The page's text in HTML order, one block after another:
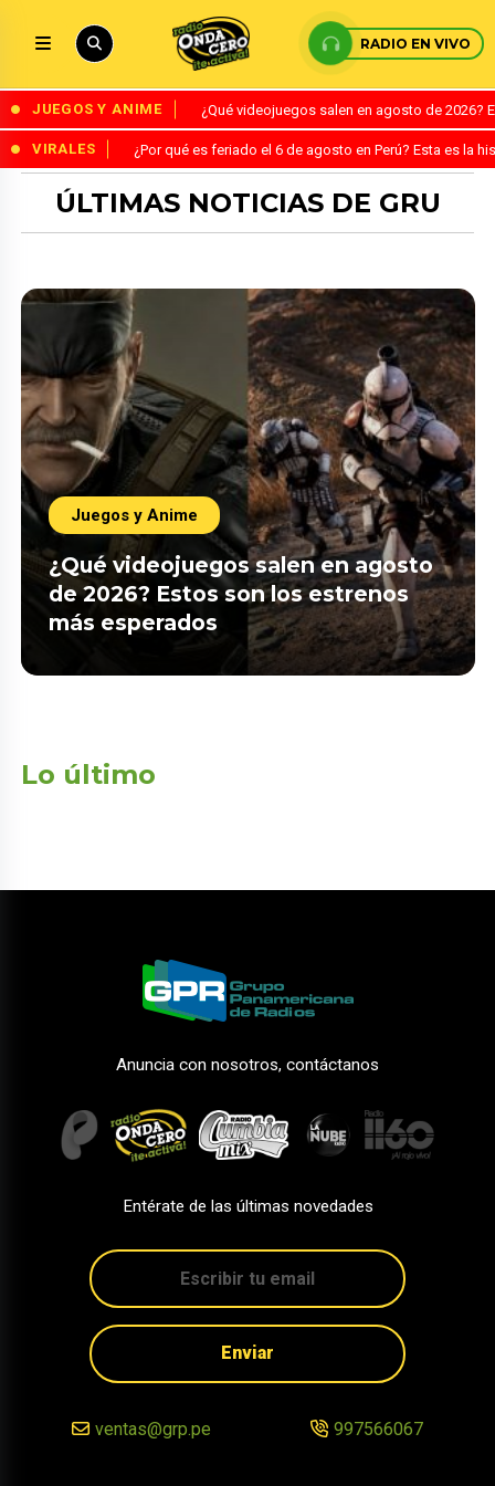
RADIO EN VIVO
JUEGOS Y ANIME ¿Qué videojuegos salen en agosto de
VIRALES ¿Por qué es feriado el 6 de agosto en Perú? Esta es la
ÚLTIMAS NOTICIAS DE GRU
Juegos y Anime
¿Qué videojuegos salen en agosto
de 2026? Estos son los estrenos
más esperados
Lo último
Anuncia con nosotros, contáctanos
Entérate de las últimas novedades
Enviar
ventas@grp.pe 997566067